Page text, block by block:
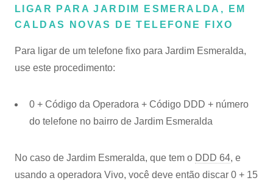
LIGAR PARA JARDIM ESMERALDA, EM
CALDAS NOVAS DE TELEFONE FIXO
Para ligar de um telefone fixo para Jardim Esmeralda,
use este procedimento:
0 + Código da Operadora + Código DDD + número
do telefone no bairro de Jardim Esmeralda
No caso de Jardim Esmeralda, que tem o DDD 64, e
usando a operadora Vivo, você deve então discar 0 + 15